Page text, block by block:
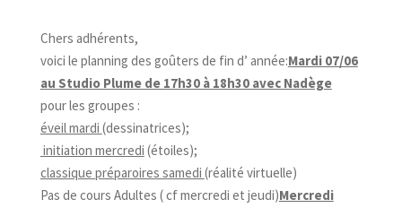
Chers adhérents,
voici le planning des goûters de fin d’ année:Mardi 07/06
au Studio Plume de 17h30 à 18h30 avec Nadège
pour les groupes :
éveil mardi (dessinatrices);
initiation mercredi (étoiles);
classique préparoires samedi (réalité virtuelle)
Pas de cours Adultes ( cf mercredi et jeudi)Mercredi